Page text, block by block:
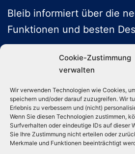
Cookie-Zustimmung
verwalten
Wir verwenden Technologien wie Cookies,
speichern und/oder darauf zuzugreifen. Wir
Erlebnis zu verbessern und (nicht)
Wenn Sie diesen Technologien zustimmen,
Surfverhalten oder eindeutige IDs auf dieser
Sie Ihre Zustimmung nicht erteilen oder
Merkmale und Funktionen beeinträchtigt
Bleib informiert über die
Funktionen und besten
ABONNIEREN
Folge uns auf Social Media